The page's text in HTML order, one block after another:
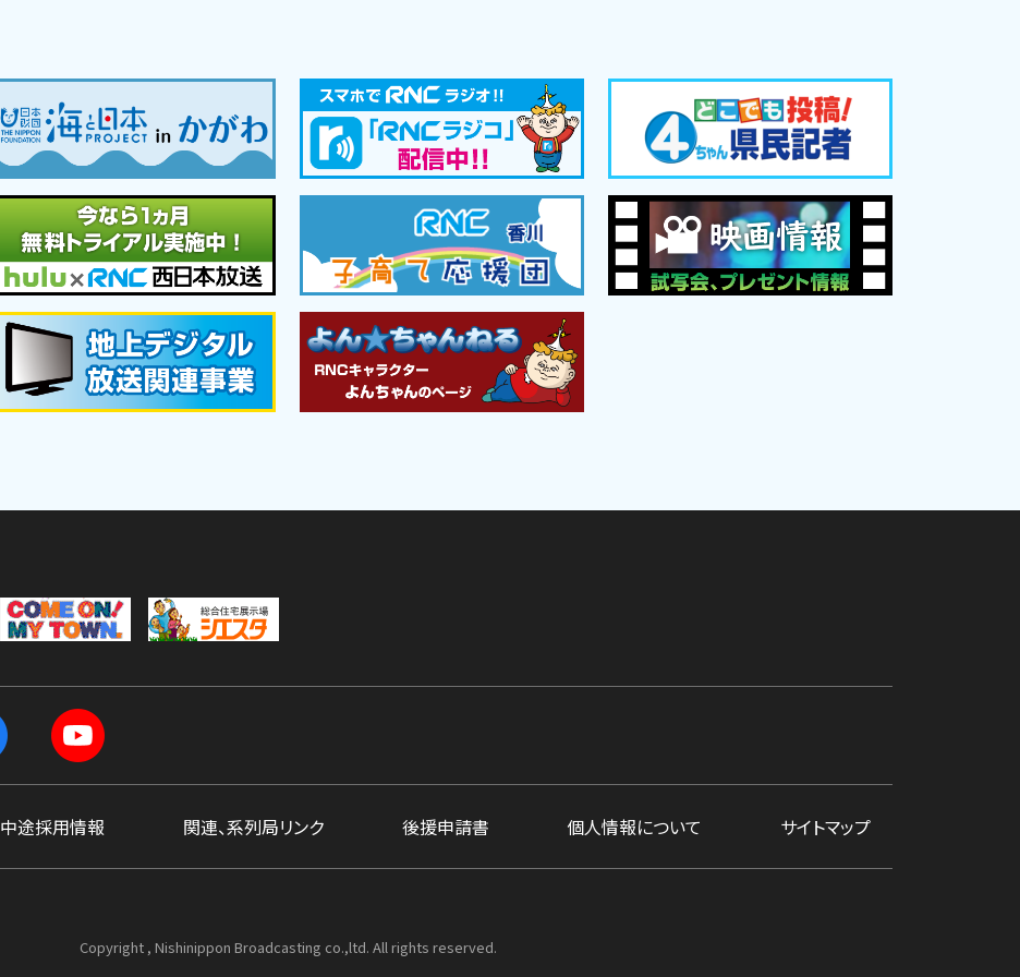
中途採用情報 関連、系列局リンク 後援申請書 個人情報について サイトマップ
Copyright , Nishinippon Broadcasting co.,ltd. All rights reserved.